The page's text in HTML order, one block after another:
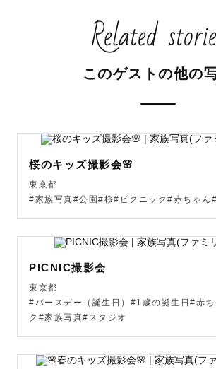
【大切にしていること】
人見知りな子は、ママやパパにくっつい
す。
当日はたくさん遊びながら楽しい時間を
皆さまに負担がないよう1時間以内で撮り
ますが、
スケジュールはゆったり確保しておりま
ぐずったりご機嫌ナナメでももちろん大
おやつを食べたり、気分転換したりしな
ァーストで撮影していきましょう。
Related
このゲストの他の
桜のキッズ撮影会🌸
東京都
#家族写真#公園#桜#ピクニック#赤ちゃん
PICNIC撮影会
東京都
#バースデー（誕生日）#1歳の誕生日#赤
ク#家族写真#スタジオ